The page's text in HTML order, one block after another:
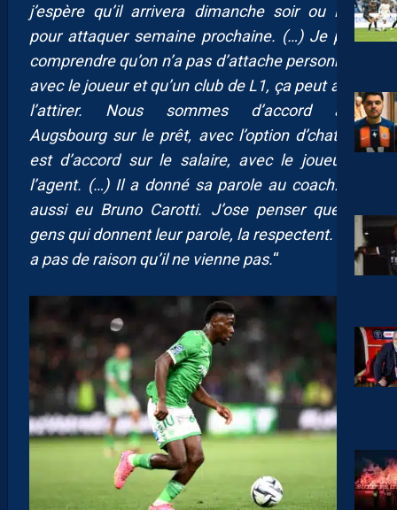
j’espère qu’il arrivera dimanche soir ou lundi
pour attaquer semaine prochaine. (…) Je peux
comprendre qu’on n’a pas d’attache personnelle
avec le joueur et qu’un club de L1, ça peut aussi
l’attirer. Nous sommes d’accord avec
Augsbourg sur le prêt, avec l’option d’chat. On
est d’accord sur le salaire, avec le joueur et
l’agent. (…) Il a donné sa parole au coach. Il a
aussi eu Bruno Carotti. J’ose penser que les
gens qui donnent leur parole, la respectent. Il n’y
a pas de raison qu’il ne vienne pas.“